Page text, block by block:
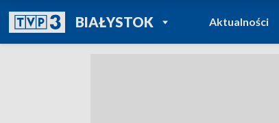
BIAŁYSTOKPOWRÓT DO
TVP REGIONY
Aktualności